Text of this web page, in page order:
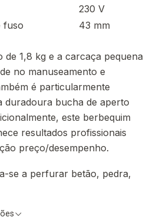
230 V
fuso
43 mm
de 1,8 kg e a carcaça pequena
no manuseamento e
é particularmente
duradoura bucha de aperto
este berbequim
resultados profissionais
preço/desempenho.
se a perfurar betão, pedra,